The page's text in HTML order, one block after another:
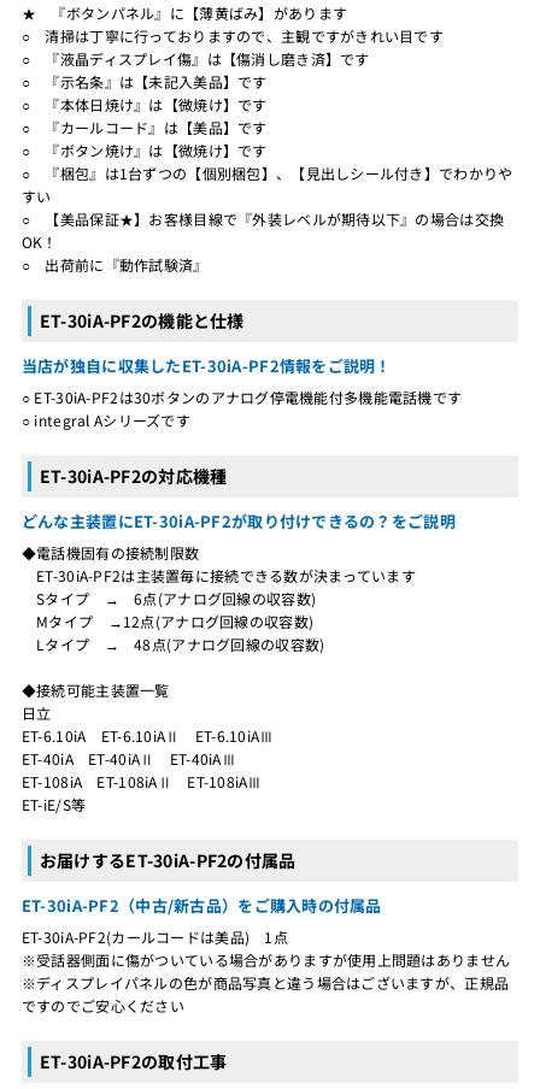
★ 『ボタンパネル』に【薄黄ばみ】があります
○ 清掃は丁寧に行っておりますので、主観ですがきれい目です
○ 『液晶ディスプレイ傷』は【傷消し磨き済】です
○ 『示名条』は【未記入美品】です
○ 『本体日焼け』は【微焼け】です
○ 『カールコード』は【美品】です
○ 『ボタン焼け』は【微焼け】です
○ 『梱包』は1台ずつの【個別梱包】、【見出しシール付き】でわかりや
すい
○ 【美品保証★】お客様目線で『外装レベルが期待以下』の場合は交換
OK！
○ 出荷前に『動作試験済』
ET-30iA-PF2の機能と仕様
当店が独自に収集したET-30iA-PF2情報をご説明！
○ ET-30iA-PF2は30ボタンのアナログ停電機能付多機能電話機です
○ integral Aシリーズです
ET-30iA-PF2の対応機種
どんな主装置にET-30iA-PF2が取り付けできるの？をご説明
◆電話機固有の接続制限数
ET-30iA-PF2は主装置毎に接続できる数が決まっています
Sタイプ → 6点(アナログ回線の収容数)
Mタイプ →12点(アナログ回線の収容数)
Lタイプ → 48点(アナログ回線の収容数)
◆接続可能主装置一覧
日立
ET-6.10iA ET-6.10iAⅡ ET-6.10iAⅢ
ET-40iA ET-40iAⅡ ET-40iAⅢ
ET-108iA ET-108iAⅡ ET-108iAⅢ
ET-iE/S等
お届けするET-30iA-PF2の付属品
ET-30iA-PF2（中古/新古品）をご購入時の付属品
ET-30iA-PF2(カールコードは美品) 1点
※受話器側面に傷がついている場合がありますが使用上問題はありません
※ディスプレイパネルの色が商品写真と違う場合はございますが、正規品
ですのでご安心ください
ET-30iA-PF2の取付工事